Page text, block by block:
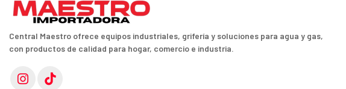
Central Maestro ofrece equipos industriales, grifería y soluciones para agua y gas,
con productos de calidad para hogar, comercio e industria.